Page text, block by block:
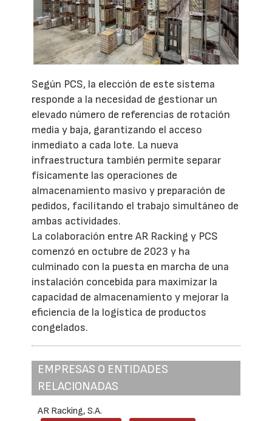
Según PCS, la elección de este sistema
responde a la necesidad de gestionar un
elevado número de referencias de rotación
media y baja, garantizando el acceso
inmediato a cada lote. La nueva
infraestructura también permite separar
físicamente las operaciones de
almacenamiento masivo y preparación de
pedidos, facilitando el trabajo simultáneo de
ambas actividades.
La colaboración entre AR Racking y PCS
comenzó en octubre de 2023 y ha
culminado con la puesta en marcha de una
instalación concebida para maximizar la
capacidad de almacenamiento y mejorar la
eficiencia de la logística de productos
congelados.
EMPRESAS O ENTIDADES
RELACIONADAS
AR Racking, S.A.